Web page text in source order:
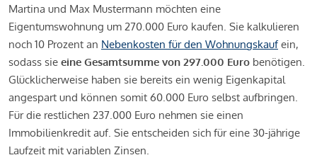
Martina und Max Mustermann möchten eine
Eigentumswohnung um 270.000 Euro kaufen. Sie kalkulieren
noch 10 Prozent an Nebenkosten für den Wohnungskaufein,
sodass sie eine Gesamtsumme von 297.000 Euro benötigen.
Glücklicherweise haben sie bereits ein wenig Eigenkapital
angespart und können somit 60.000 Euro selbst aufbringen.
Für die restlichen 237.000 Euro nehmen sie einen
Immobilienkredit auf. Sie entscheiden sich für eine 30-jährige
Laufzeit mit variablen Zinsen.